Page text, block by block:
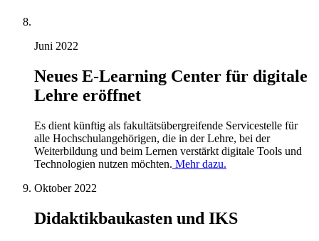
Juni 2022
Neues E-Learning Center für digitale
Lehre eröffnet
Es dient künftig als fakultätsübergreifende Servicestelle für
alle Hochschulangehörigen, die in der Lehre, bei der
Weiterbildung und beim Lernen verstärkt digitale Tools und
Technologien nutzen möchten. Mehr dazu.
Oktober 2022
Didaktikbaukasten und IKS